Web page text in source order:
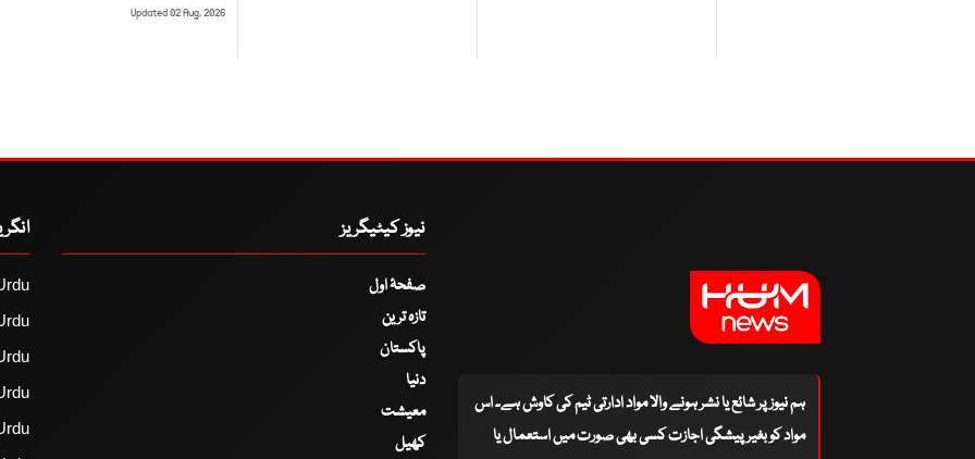
Updated 02 Aug, 2026
ہم نیوز پر شائع یا نشر ہونے والا مواد ادارتی ٹیم کی کاوش ہے۔ اس
مواد کو بغیر پیشگی اجازت کسی بھی صورت میں استعمال یا
نیوز کیٹیگریز
صفحۂ اول
تازہ ترین
پاکستان
دنیا
معیشت
کھیل